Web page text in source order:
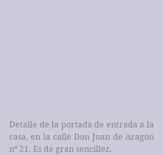
Detalle de la portada de entrada a la
casa, en la calle Don Juan de Aragón
nº 21. Es de gran sencillez.